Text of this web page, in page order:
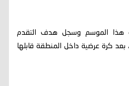
هذا الموسم وسجل هدف التقدم
رائعة، بعد كرة عرضية داخل المنطقة قابلها